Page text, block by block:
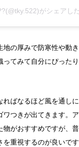
がシェアし
地の厚みで防寒性や動
ってみて自分にぴった
ばなるほど風を通しに
ワつきが出てきます。
物がおすすめですが、
重視するのが良いです